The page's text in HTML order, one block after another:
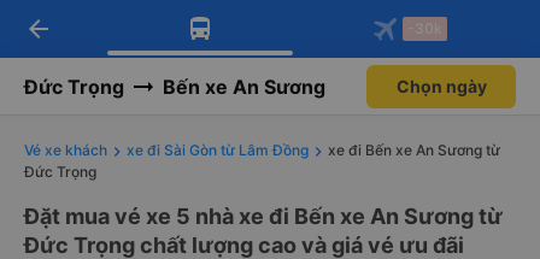
Tải app Vexere ngay!
Nhận ưu đãi thành viên độc
Mở app
Tải app Vexere
-30k/ghế khi đặt vé máy bay qua
Mở app
arrow_back -30k
Đức Trọng Bến xe An Sương Chọn ngày
Vé xe khách xe đi Sài Gòn từ Lâm Đồng
xe đi Bến xe An Sương từ
Đức Trọng
Đặt mua vé xe 5 nhà xe đi Bến xe An Sương từ
Đức Trọng chất lượng cao và giá vé ưu đãi